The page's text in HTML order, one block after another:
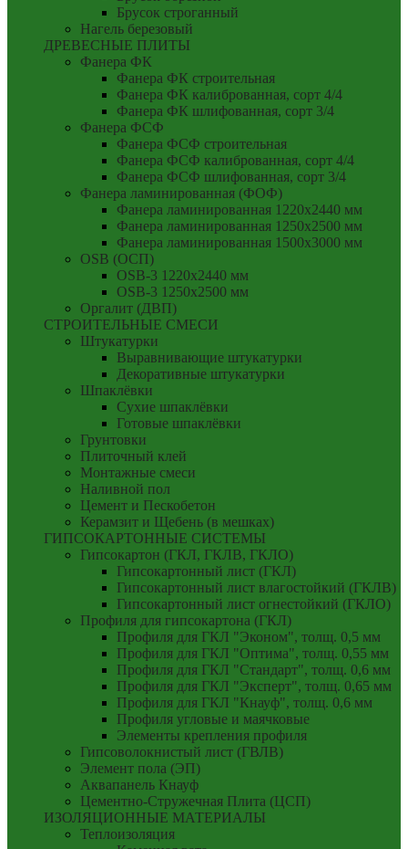
Брусок строганный
Нагель березовый
ДРЕВЕСНЫЕ ПЛИТЫ
Фанера ФК
Фанера ФК строительная
Фанера ФК калиброванная, сорт 4/4
Фанера ФК шлифованная, сорт 3/4
Фанера ФСФ
Фанера ФСФ строительная
Фанера ФСФ калиброванная, сорт 4/4
Фанера ФСФ шлифованная, сорт 3/4
Фанера ламинированная (ФОФ)
Фанера ламинированная 1220x2440 мм
Фанера ламинированная 1250x2500 мм
Фанера ламинированная 1500x3000 мм
OSB (ОСП)
OSB-3 1220x2440 мм
OSB-3 1250x2500 мм
Оргалит (ДВП)
СТРОИТЕЛЬНЫЕ СМЕСИ
Штукатурки
Выравнивающие штукатурки
Декоративные штукатурки
Шпаклёвки
Сухие шпаклёвки
Готовые шпаклёвки
Грунтовки
Плиточный клей
Монтажные смеси
Наливной пол
Цемент и Пескобетон
Керамзит и Щебень (в мешках)
ГИПСОКАРТОННЫЕ СИСТЕМЫ
Гипсокартон (ГКЛ, ГКЛВ, ГКЛО)
Гипсокартонный лист (ГКЛ)
Гипсокартонный лист влагостойкий (ГКЛВ)
Гипсокартонный лист огнестойкий (ГКЛО)
Профиля для гипсокартона (ГКЛ)
Профиля для ГКЛ "Эконом", толщ. 0,5 мм
Профиля для ГКЛ "Оптима", толщ. 0,55 мм
Профиля для ГКЛ "Стандарт", толщ. 0,6 мм
Профиля для ГКЛ "Эксперт", толщ. 0,65 мм
Профиля для ГКЛ "Кнауф", толщ. 0,6 мм
Профиля угловые и маячковые
Элементы крепления профиля
Гипсоволокнистый лист (ГВЛВ)
Элемент пола (ЭП)
Аквапанель Кнауф
Цементно-Стружечная Плита (ЦСП)
ИЗОЛЯЦИОННЫЕ МАТЕРИАЛЫ
Теплоизоляция